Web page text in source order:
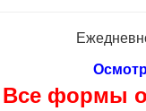
Все формы